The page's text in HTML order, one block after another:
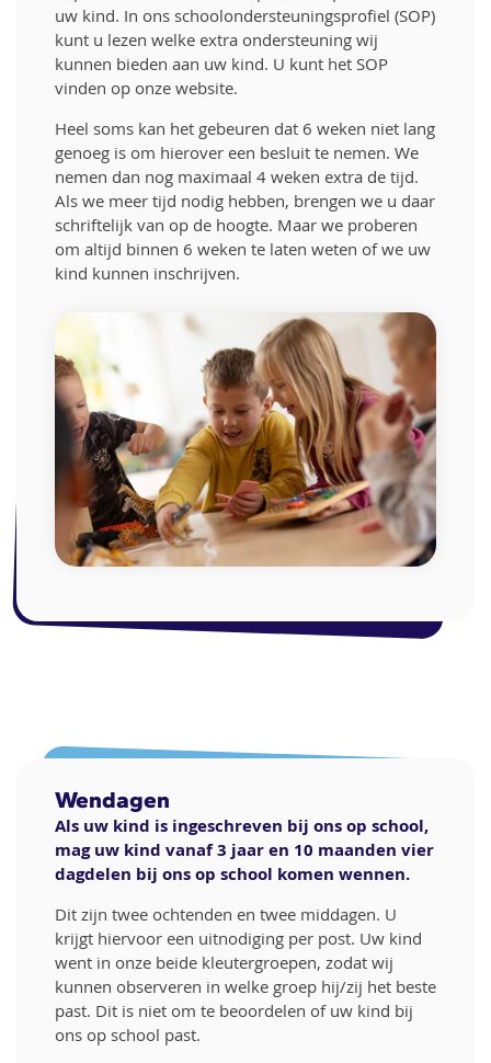
uw kind. In ons schoolondersteuningsprofiel (SOP)
kunt u lezen welke extra ondersteuning wij
kunnen bieden aan uw kind. U kunt het SOP
vinden op onze website.
Heel soms kan het gebeuren dat 6 weken niet lang
genoeg is om hierover een besluit te nemen. We
nemen dan nog maximaal 4 weken extra de tijd.
Als we meer tijd nodig hebben, brengen we u daar
schriftelijk van op de hoogte. Maar we proberen
om altijd binnen 6 weken te laten weten of we uw
kind kunnen inschrijven.
Wendagen
Als uw kind is ingeschreven bij ons op school,
mag uw kind vanaf 3 jaar en 10 maanden vier
dagdelen bij ons op school komen wennen.
Dit zijn twee ochtenden en twee middagen. U
krijgt hiervoor een uitnodiging per post. Uw kind
went in onze beide kleutergroepen, zodat wij
kunnen observeren in welke groep hij/zij het beste
past. Dit is niet om te beoordelen of uw kind bij
ons op school past.